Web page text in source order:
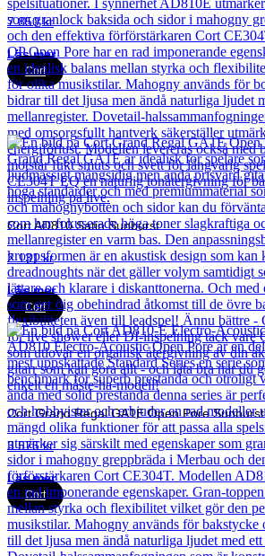
7 850kr
Läs mer
Cort
Cort AD810 Satin Sunburst
2 131kr
Läs mer
Cort
Cort Grand Regal GA1E Open Pore Sunburst
3 575kr
Läs mer
Cort